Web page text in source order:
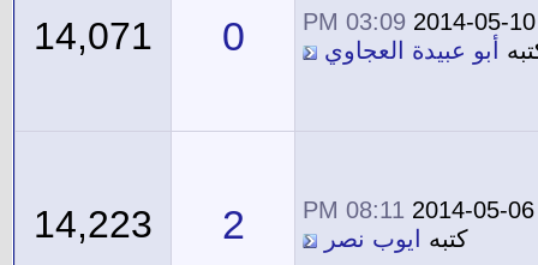
2014-05-10
03:09 PM
أبو عبيدة العجاوي 0
14,071
2014-05-06
08:11 PM
كتبه
ايوب نصر 2
14,223